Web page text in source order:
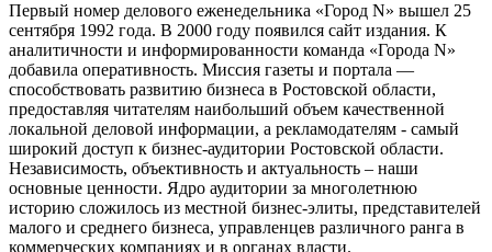
Первый номер делового еженедельника «Город N» вышел 25
сентября 1992 года. В 2000 году появился сайт издания. К
аналитичности и информированности команда «Города N»
добавила оперативность. Миссия газеты и портала —
способствовать развитию бизнеса в Ростовской области,
предоставляя читателям наибольший объем качественной
локальной деловой информации, а рекламодателям - самый
широкий доступ к бизнес-аудитории Ростовской области.
Независимость, объективность и актуальность – наши
основные ценности. Ядро аудитории за многолетнюю
историю сложилось из местной бизнес-элиты, представителей
малого и среднего бизнеса, управленцев различного ранга в
коммерческих компаниях и в органах власти.